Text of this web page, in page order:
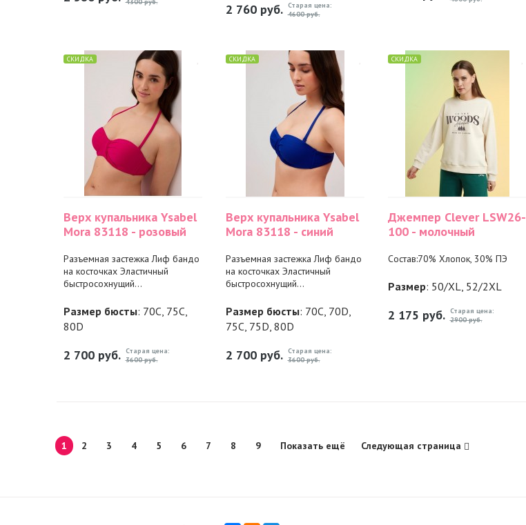
2 760руб. Старая цена:
4600 руб.
СКИДКА
Верх купальника Ysabel
Mora 83118 - розовый
Разъемная застежка Лиф бандо
на косточках Эластичный
быстросохнущий...
Размер бюсты: 70C, 75C,
80D
2 700руб. Старая цена:
3600 руб.
СКИДКА
Верх купальника Ysabel
Mora 83118 - синий
Разъемная застежка Лиф бандо
на косточках Эластичный
быстросохнущий...
Размер бюсты: 70C, 70D,
75C, 75D, 80D
2 700руб. Старая цена:
3600 руб.
СКИДКА
Джемпер Clever LSW26-
100 - молочный
Состав:70% Хлопок, 30% ПЭ
Размер: 50/XL, 52/2XL
2 175 руб. Старая цена:
2900 руб.
1 2 3 4 5 6 7 8 9 Показать ещё Следующая страница